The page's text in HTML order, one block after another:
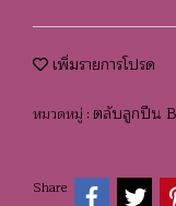
เพิ่มรายการโปรด
หมวดหมู่ : ตลับลูกปืน
Share